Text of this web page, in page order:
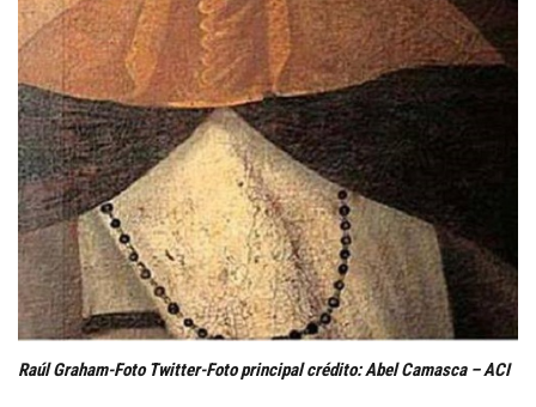
Raúl Graham-Foto Twitter-Foto principal crédito: Abel Camasca – ACI